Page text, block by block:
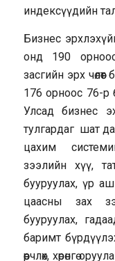
индексүүдийн
Бизнес
онд 190
засгийн эрх
176 орноос 76-р
Улсад бизнес
тулгардаг шат
цахим
зээлийн хүү,
бууруулах, үр
цаасны зах
бууруулах,
баримт
өөрчлөх, хөрөнгө